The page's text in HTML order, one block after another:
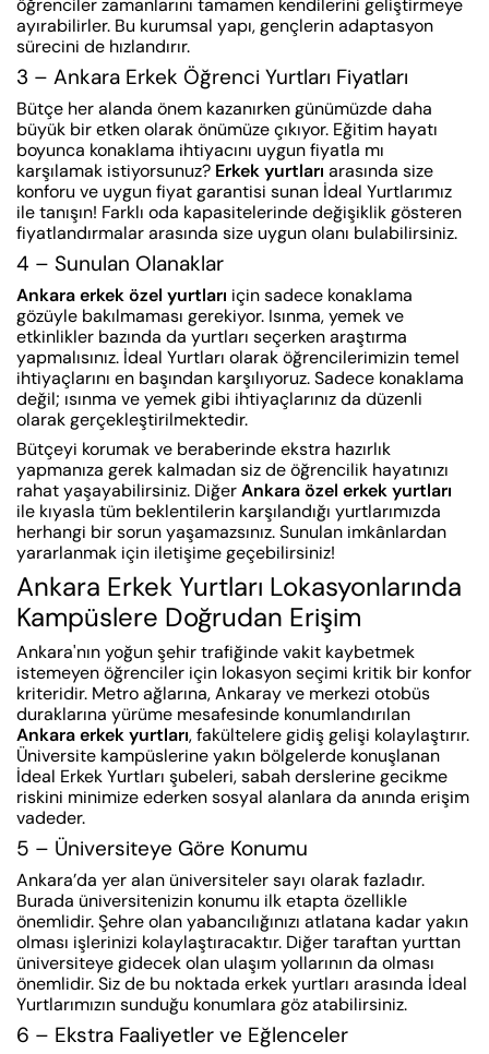
öğrenciler zamanlarını tamamen kendilerini geliştirmeye
ayırabilirler. Bu kurumsal yapı, gençlerin adaptasyon
sürecini de hızlandırır.
3 – Ankara Erkek Öğrenci Yurtları Fiyatları
Bütçe her alanda önem kazanırken günümüzde daha
büyük bir etken olarak önümüze çıkıyor. Eğitim hayatı
boyunca konaklama ihtiyacını uygun fiyatla mı
karşılamak istiyorsunuz? Erkek yurtları arasında size
konforu ve uygun fiyat garantisi sunan İdeal Yurtlarımız
ile tanışın! Farklı oda kapasitelerinde değişiklik gösteren
fiyatlandırmalar arasında size uygun olanı bulabilirsiniz.
4 – Sunulan Olanaklar
Ankara erkek özel yurtları için sadece konaklama
gözüyle bakılmaması gerekiyor. Isınma, yemek ve
etkinlikler bazında da yurtları seçerken araştırma
yapmalısınız. İdeal Yurtları olarak öğrencilerimizin temel
ihtiyaçlarını en başından karşılıyoruz. Sadece konaklama
değil; ısınma ve yemek gibi ihtiyaçlarınız da düzenli
olarak gerçekleştirilmektedir.
Bütçeyi korumak ve beraberinde ekstra hazırlık
yapmanıza gerek kalmadan siz de öğrencilik hayatınızı
rahat yaşayabilirsiniz. DiğerAnkara özel erkek yurtları
ile kıyasla tüm beklentilerin karşılandığı yurtlarımızda
herhangi bir sorun yaşamazsınız. Sunulan imkânlardan
yararlanmak için iletişime geçebilirsiniz!
Ankara Erkek Yurtları Lokasyonlarında
Kampüslere Doğrudan Erişim
Ankara'nın yoğun şehir trafiğinde vakit kaybetmek
istemeyen öğrenciler için lokasyon seçimi kritik bir konfor
kriteridir. Metro ağlarına, Ankaray ve merkezi otobüs
duraklarına yürüme mesafesinde konumlandırılan
Ankara erkek yurtları, fakültelere gidiş gelişi kolaylaştırır.
Üniversite kampüslerine yakın bölgelerde konuşlanan
İdeal Erkek Yurtları şubeleri, sabah derslerine gecikme
riskini minimize ederken sosyal alanlara da anında erişim
vadeder.
5 – Üniversiteye Göre Konumu
Ankara’da yer alan üniversiteler sayı olarak fazladır.
Burada üniversitenizin konumu ilk etapta özellikle
önemlidir. Şehre olan yabancılığınızı atlatana kadar yakın
olması işlerinizi kolaylaştıracaktır. Diğer taraftan yurttan
üniversiteye gidecek olan ulaşım yollarının da olması
önemlidir. Siz de bu noktada erkek yurtları arasında İdeal
Yurtlarımızın sunduğu konumlara göz atabilirsiniz.
6 – Ekstra Faaliyetler ve Eğlenceler